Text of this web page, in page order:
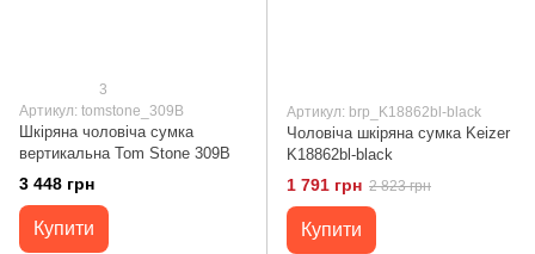
3
Артикул: tomstone_309B
Шкіряна чоловіча сумка
вертикальна Tom Stone 309B
3 448 грн
Купити
Артикул: brp_K18862bl-black
Чоловіча шкіряна сумка Keizer
K18862bl-black
1 791 грн 2 823 грн
Купити